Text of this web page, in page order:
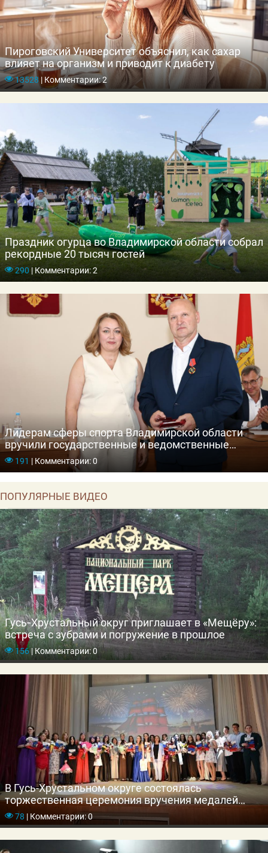
Пироговский Университет объяснил, как сахар
влияет на организм и приводит к диабету
13528|Комментарии: 2
Праздник огурца во Владимирской области собрал
рекордные 20 тысяч гостей
290 |Комментарии: 2
Лидерам сферы спорта Владимирской области
вручили государственные и ведомственные
награды
191 |Комментарии: 0
ПОПУЛЯРНЫЕ ВИДЕО
Гусь‑Хрустальный округ приглашает в «Мещёру»:
встреча с зубрами и погружение в прошлое
156 |Комментарии: 0
В Гусь-Хрустальном округе состоялась
торжественная церемония вручения медалей
выпускникам школ
78 |Комментарии: 0